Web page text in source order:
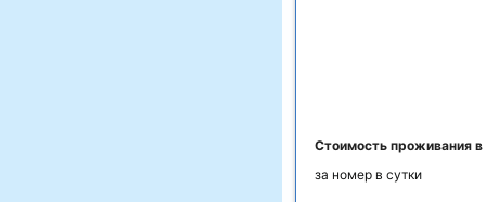
Стоимость проживания
за номер в сутки